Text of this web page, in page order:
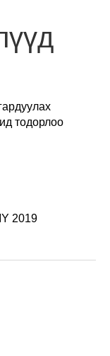
тодорлоо
2019